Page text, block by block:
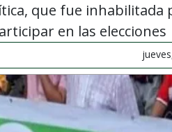
que fue inhabilitada
en las elecciones